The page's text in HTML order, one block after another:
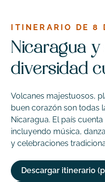
ITINERARIO DE 8
Nicaragua y
diversidad
Volcanes majestuosos,
buen corazón son todas
Nicaragua. El país
incluyendo música,
y celebraciones
Descargar itinerario